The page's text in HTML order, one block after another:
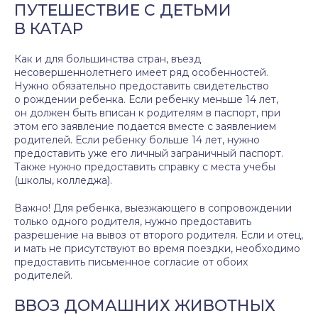
ПУТЕШЕСТВИЕ С ДЕТЬМИ
В КАТАР
Как и для большинства стран, въезд
несовершеннолетнего имеет ряд особенностей.
Нужно обязательно предоставить свидетельство
о рождении ребенка. Если ребенку меньше 14 лет,
он должен быть вписан к родителям в паспорт, при
этом его заявление подается вместе с заявлением
родителей. Если ребенку больше 14 лет, нужно
предоставить уже его личный заграничный паспорт.
Также нужно предоставить справку с места учебы
(школы, колледжа).
Важно! Для ребенка, выезжающего в сопровождении
только одного родителя, нужно предоставить
разрешение на вывоз от второго родителя. Если и отец,
и мать не присутствуют во время поездки, необходимо
предоставить письменное согласие от обоих
родителей.
ВВОЗ ДОМАШНИХ ЖИВОТНЫХ